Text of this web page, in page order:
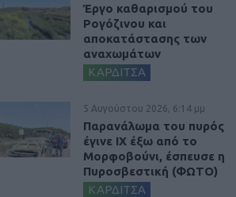
Έργο καθαρισμού του
Ρογόζινου και
αποκατάστασης των
αναχωμάτων
ΚΑΡΔΙΤΣΑ
5 Αυγούστου 2026, 6:14 μμ
Παρανάλωμα του πυρός
έγινε ΙΧ έξω από το
Μορφοβούνι, έσπευσε η
Πυροσβεστική (ΦΩΤΟ)
ΚΑΡΔΙΤΣΑ